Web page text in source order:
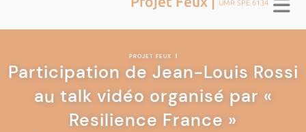
UMR SPE 6134
PROJET FEUX |
Participation de Jean-Louis Rossi
au talk vidéo organisé par «
Resilience France »